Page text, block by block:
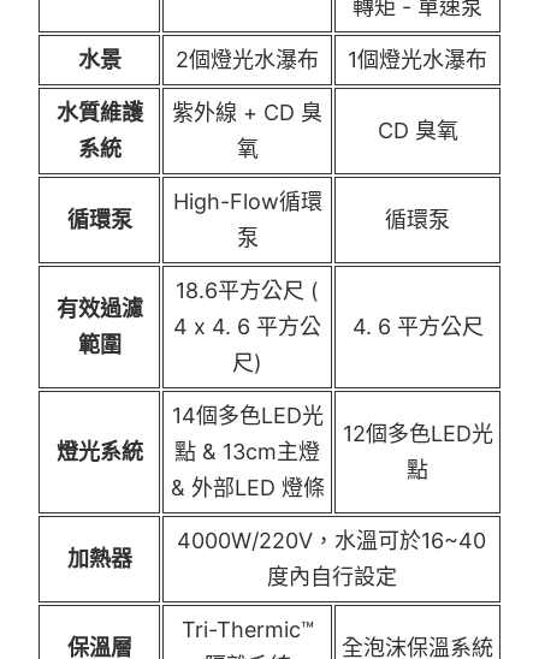
轉矩 - 單速泵
水景 2個燈光水瀑布 1個燈光水瀑布
水質維護
系統
紫外線 + CD 臭
氧
CD 臭氧
循環泵
High-Flow循環
泵
循環泵
有效過濾
範圍
18.6平方公尺 (
4 x 4. 6 平方公
尺)
4. 6 平方公尺
燈光系統
14個多色LED光
點 & 13cm主燈
& 外部LED 燈條
12個多色LED光
點
加熱器
4000W/220V，水溫可於16~40
度內自行設定
保溫層
Tri-Thermic™
全泡沫保溫系統